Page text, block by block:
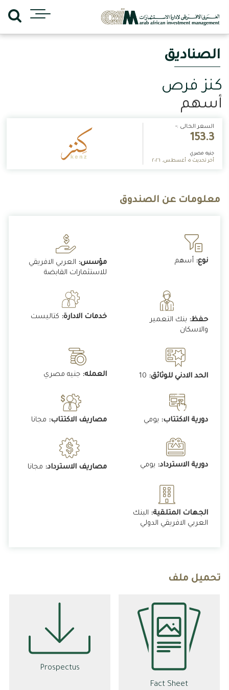
الصناديق
كنز فرص
أسهم
السعر الحالى :-
153.3
جنيه مصري
أخر تحديث ٠٥ أغسطس, ٢٠٢٦
معلومات عن الصندوق
نوع: أسهم مؤسس: العربي الافريقي
للاستثمارات القابضة
حفظ: بنك التعمير
والاسكان
خدمات الادارة: كتاليست
الحد الادني للوثائق: 10 العمله: جنيه مصري
دورية الاكتتاب: يومي مصاريف الاكتتاب: مجانا
دورية الاسترداد: يومي مصاريف الاسترداد: مجانا
الجهات المتلقية: البنك
العربي الافريقي الدولي
تحميل ملف
Fact Sheet
Prospectus